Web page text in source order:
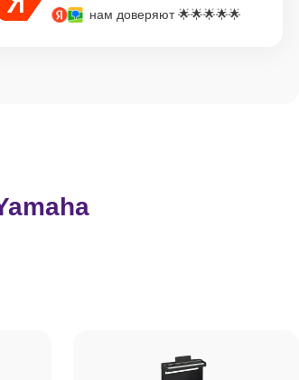
нам доверяют 🌟🌟🌟🌟🌟